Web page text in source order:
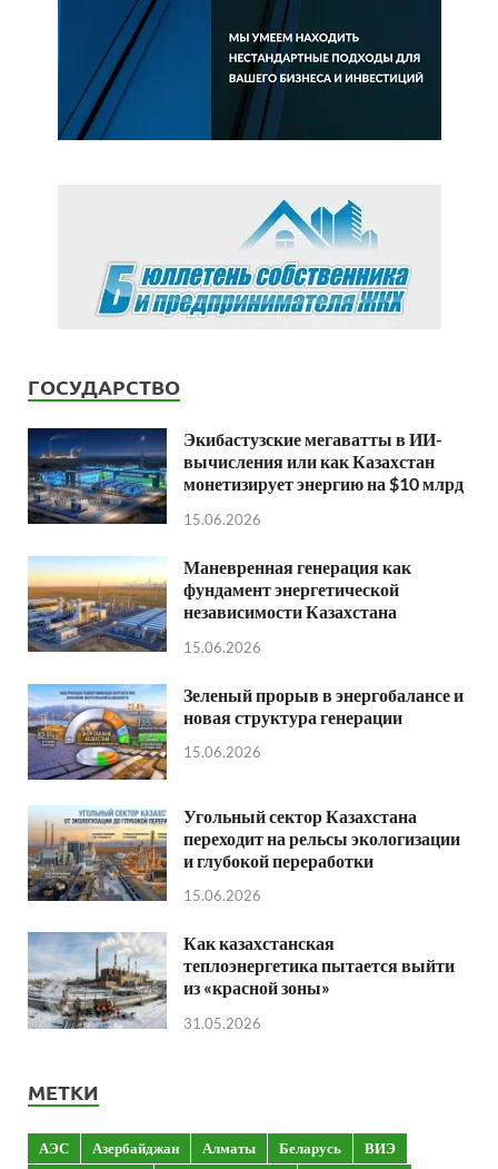
ГОСУДАРСТВО
Экибастузские мегаватты в ИИ-
вычисления или как Казахстан
монетизирует энергию на $10 млрд
15.06.2026
Маневренная генерация как
фундамент энергетической
независимости Казахстана
15.06.2026
Зеленый прорыв в энергобалансе и
новая структура генерации
15.06.2026
Угольный сектор Казахстана
переходит на рельсы экологизации
и глубокой переработки
15.06.2026
Как казахстанская
теплоэнергетика пытается выйти
из «красной зоны»
31.05.2026
МЕТКИ
АЭС Азербайджан Алматы Беларусь
ВИЭ